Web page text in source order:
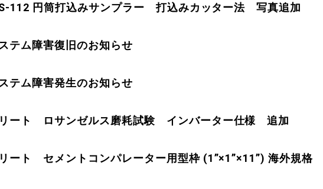
112 円筒打込みサンプラー 打込みカッター法 写真追加
テム障害復旧のお知らせ
テム障害発生のお知らせ
ート ロサンゼルス磨耗試験 インバーター仕様 追加
ート セメントコンパレーター用型枠 (1”×1”×11”) 海外規格